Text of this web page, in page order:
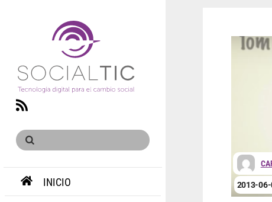
RSS
INICIO 2013-